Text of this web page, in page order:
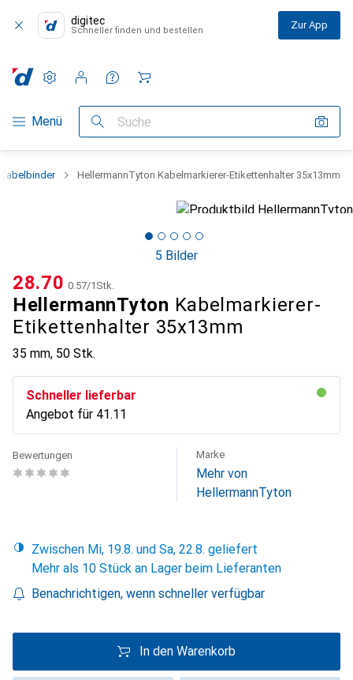
digitec
Schneller finden und bestellen Zur App
Navigation nach Kategorien
Menü Suche
Einstellungen
Kundenkonto
Vergleichslisten
Merklisten
Warenkorb
Kabelbinder HellermannTyton Kabelmarkierer-Etikettenhalter 35x13mm
5 Bilder
HellermannTyton Kabelmarkierer-
Etikettenhalter 35x13mm
35 mm, 50 Stk.
CHF
28.70 CHF
0.57/1Stk.
Schneller lieferbar
Angebot für CHF
41.11
Bewertungen Marke
Mehr von
HellermannTyton
Zwischen Mi, 19.8. und Sa, 22.8. geliefert
Mehr als 10 Stück an Lager beim Lieferanten
Benachrichtigen, wenn schneller verfügbar
In den Warenkorb